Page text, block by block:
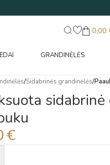
0,00
GRANDINĖLĖS
/Sidabrinės grandinėlės/
€